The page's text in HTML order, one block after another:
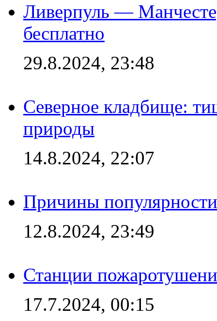
Ливерпуль —
бесплатно
29.8.2024, 23:48
Северное кладбище:
природы
14.8.2024, 22:07
Причины
12.8.2024, 23:49
Станции
17.7.2024, 00:15